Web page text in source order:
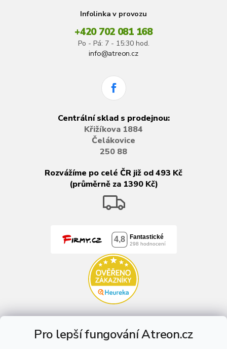
Pro lepší fungování Atreon.cz
Infolinka v provozu
+420 702 081 168
Po - Pá: 7 - 15:30 hod.
info@atreon.cz
Centrální sklad s prodejnou:
Křižíkova 1884
Čelákovice
250 88
Rozvážíme po celé ČR již od 493 Kč
(průměrně za 1390 Kč)